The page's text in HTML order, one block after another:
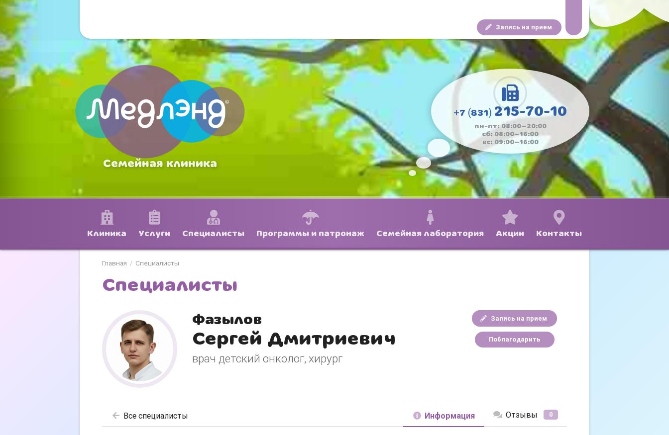
Запись на прием
Семейная клиника
+7 (831) 215-70-10
пн-пт: 08:00—20:00
сб: 08:00—16:00
вс: 09:00—16:00
Клиника Услуги Специалисты Программы и патронаж Семейная лаборатория Акции Контакты
Главная / Специалисты
Специалисты
Фазылов
Сергей Дмитриевич
врач детский онколог, хирург
Запись на прием
Поблагодарить
Все специалисты Информация Отзывы 0